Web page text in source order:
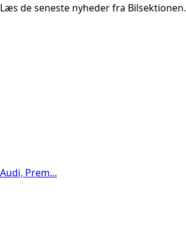
Læs de seneste nyheder fra Bilsektionen.
Audi, Prem...